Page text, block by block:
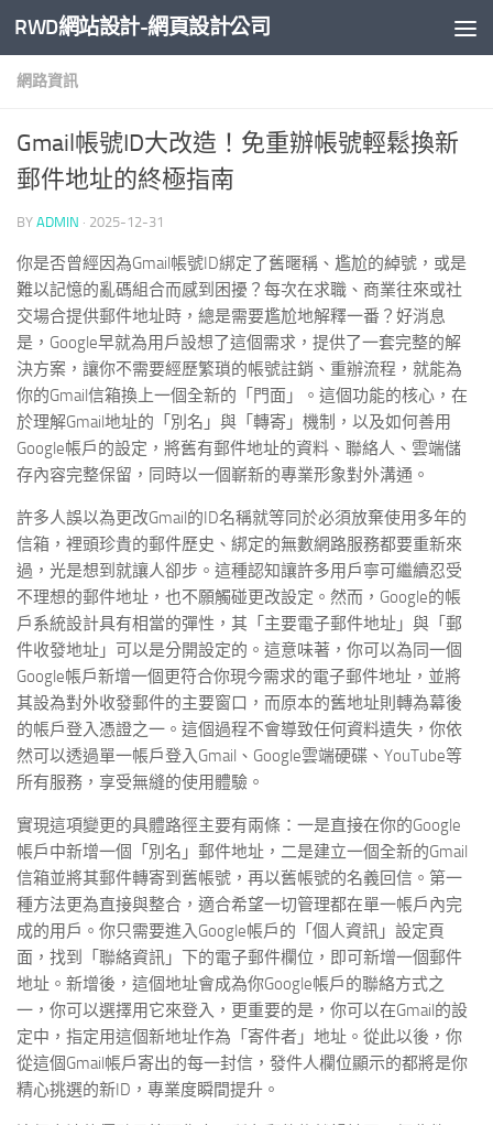
Skip to content
RWD網站設計-網頁設計公司
網路資訊
Gmail帳號ID大改造！免重辦帳號輕鬆換新
郵件地址的終極指南
BY ADMIN · 2025-12-31
你是否曾經因為Gmail帳號ID綁定了舊暱稱、尷尬的綽號，或是
難以記憶的亂碼組合而感到困擾？每次在求職、商業往來或社
交場合提供郵件地址時，總是需要尷尬地解釋一番？好消息
是，Google早就為用戶設想了這個需求，提供了一套完整的解
決方案，讓你不需要經歷繁瑣的帳號註銷、重辦流程，就能為
你的Gmail信箱換上一個全新的「門面」。這個功能的核心，在
於理解Gmail地址的「別名」與「轉寄」機制，以及如何善用
Google帳戶的設定，將舊有郵件地址的資料、聯絡人、雲端儲
存內容完整保留，同時以一個嶄新的專業形象對外溝通。
許多人誤以為更改Gmail的ID名稱就等同於必須放棄使用多年的
信箱，裡頭珍貴的郵件歷史、綁定的無數網路服務都要重新來
過，光是想到就讓人卻步。這種認知讓許多用戶寧可繼續忍受
不理想的郵件地址，也不願觸碰更改設定。然而，Google的帳
戶系統設計具有相當的彈性，其「主要電子郵件地址」與「郵
件收發地址」可以是分開設定的。這意味著，你可以為同一個
Google帳戶新增一個更符合你現今需求的電子郵件地址，並將
其設為對外收發郵件的主要窗口，而原本的舊地址則轉為幕後
的帳戶登入憑證之一。這個過程不會導致任何資料遺失，你依
然可以透過單一帳戶登入Gmail、Google雲端硬碟、YouTube等
所有服務，享受無縫的使用體驗。
實現這項變更的具體路徑主要有兩條：一是直接在你的Google
帳戶中新增一個「別名」郵件地址，二是建立一個全新的Gmail
信箱並將其郵件轉寄到舊帳號，再以舊帳號的名義回信。第一
種方法更為直接與整合，適合希望一切管理都在單一帳戶內完
成的用戶。你只需要進入Google帳戶的「個人資訊」設定頁
面，找到「聯絡資訊」下的電子郵件欄位，即可新增一個郵件
地址。新增後，這個地址會成為你Google帳戶的聯絡方式之
一，你可以選擇用它來登入，更重要的是，你可以在Gmail的設
定中，指定用這個新地址作為「寄件者」地址。從此以後，你
從這個Gmail帳戶寄出的每一封信，發件人欄位顯示的都將是你
精心挑選的新ID，專業度瞬間提升。